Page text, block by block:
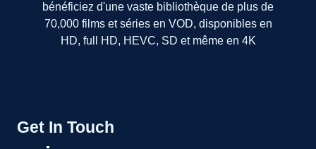
bénéficiez d'une vaste bibliothèque de plus de
70,000 films et séries en VOD, disponibles en
HD, full HD, HEVC, SD et même en 4K
Get In Touch